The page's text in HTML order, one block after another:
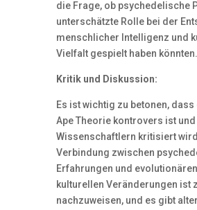
die Frage, ob psychedelische
unterschätzte Rolle bei der
menschlicher Intelligenz und
Vielfalt gespielt haben könnten.
Kritik und Diskussion:
Es ist wichtig zu betonen, dass
Ape Theorie kontrovers ist
Wissenschaftlern kritisiert
Verbindung zwischen
Erfahrungen und
kulturellen Veränderungen ist
nachzuweisen, und es gibt